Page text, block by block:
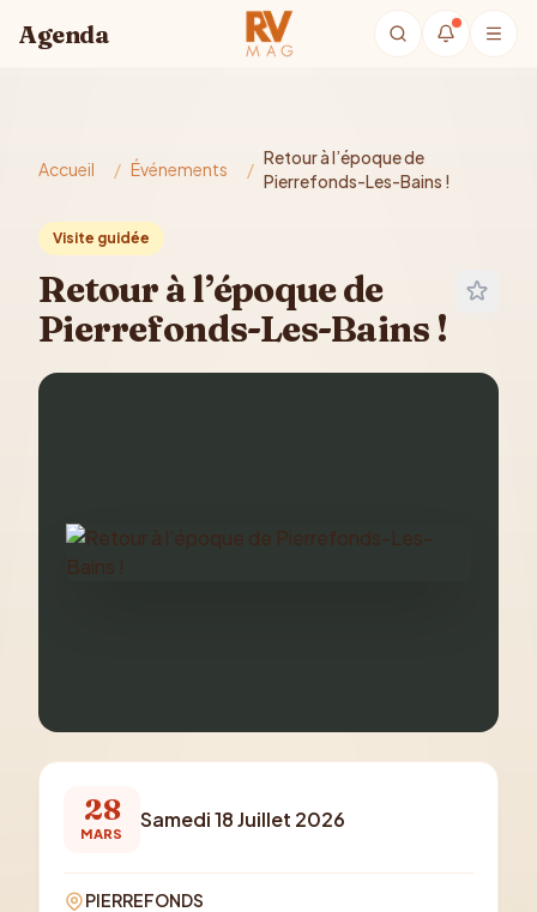
Agenda
Accueil / Événements /
Retour à l’époque de
Pierrefonds-Les-Bains !
Visite guidée
Retour à l’époque de
Pierrefonds-Les-Bains !
28
MARS
Samedi 18 Juillet 2026
PIERREFONDS